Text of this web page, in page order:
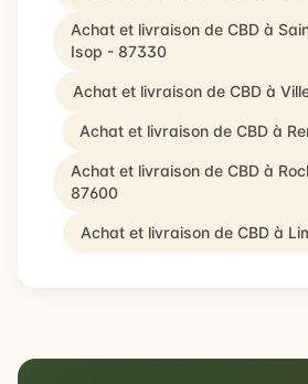
Achat et livraison de CBD à
Isop - 87330
Achat et livraison de CBD à
Achat et livraison de CBD à
Achat et livraison de CBD à
87600
Achat et livraison de CBD à